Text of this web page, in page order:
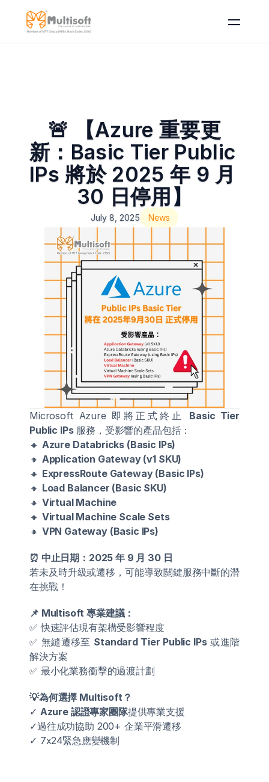
🚨 【Azure 重要更
新：Basic Tier Public
IPs 將於 2025 年 9 月
30 日停用】
July 8, 2025 News
Microsoft Azure 即將正式終止 Basic Tier
Public IPs 服務，受影響的產品包括：
🔸 Azure Databricks (Basic IPs)
🔸 Application Gateway (v1 SKU)
🔸 ExpressRoute Gateway (Basic IPs)
🔸 Load Balancer (Basic SKU)
🔸 Virtual Machine
🔸 Virtual Machine Scale Sets
🔸 VPN Gateway (Basic IPs)
⏰ 中止日期：2025 年 9 月 30 日
若未及時升級或遷移，可能導致關鍵服務中斷的潛
在挑戰！
📌 Multisoft 專業建議：
✅ 快速評估現有架構受影響程度
✅ 無縫遷移至 Standard Tier Public IPs 或進階
解決方案
✅ 最小化業務衝擊的過渡計劃
💡為何選擇 Multisoft？
✓ Azure 認證專家團隊提供專業支援
✓過往成功協助 200+ 企業平滑遷移
✓ 7x24緊急應變機制